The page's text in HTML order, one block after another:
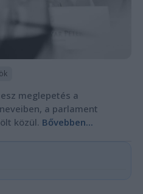
meglepetés a
a parlament
közül. Bővebben...